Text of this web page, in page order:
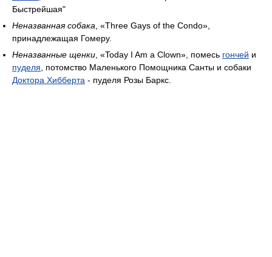
Быстрейшая"
Неназванная собака , «Three Gays of the Condo»,
принадлежащая Гомеру.
Неназванные щенки , «Today I Am a Clown», помесь гончей и
пуделя , потомство Маленького Помощника Санты и собаки
Доктора Хибберта - пуделя Розы Баркс.